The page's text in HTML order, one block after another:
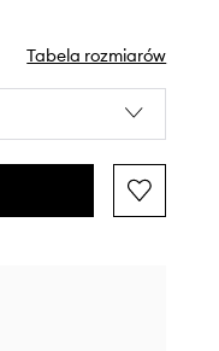
Tabela rozmiarów